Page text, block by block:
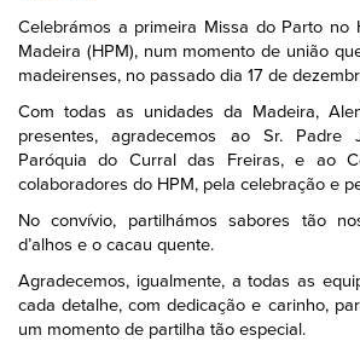
Celebrámos a primeira Missa do Parto no
Madeira (HPM), num momento de união
madeirenses, no passado dia 17 de
Com todas as unidades da Madeira,
presentes, agradecemos ao Sr. Padre
Paróquia do Curral das Freiras, e ao
colaboradores do HPM, pela celebração e
No convívio, partilhámos sabores tão
d’alhos e o cacau quente.
Agradecemos, igualmente, a todas as
cada detalhe, com dedicação e carinho,
um momento de partilha tão especial.